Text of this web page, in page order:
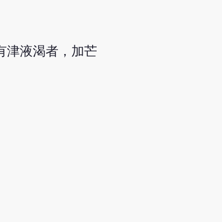
津液渴者，加芒